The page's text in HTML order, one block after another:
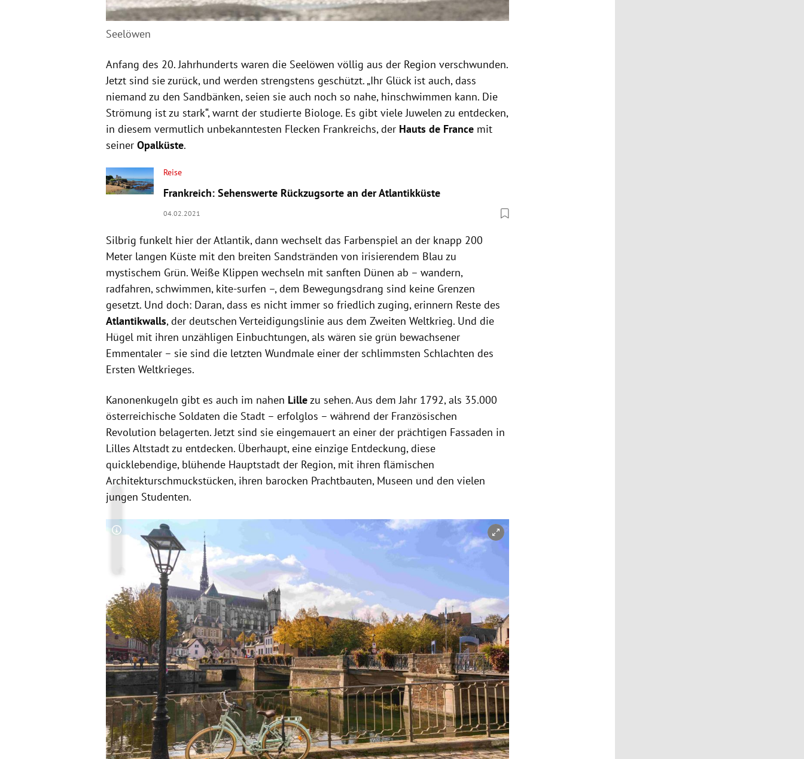
Seelöwen
Anfang des 20. Jahrhunderts waren die Seelöwen völlig aus der Region verschwunden.
Jetzt sind sie zurück, und werden strengstens geschützt. „Ihr Glück ist auch, dass
niemand zu den Sandbänken, seien sie auch noch so nahe, hinschwimmen kann. Die
Strömung ist zu stark“, warnt der studierte Biologe. Es gibt viele Juwelen zu entdecken,
in diesem vermutlich unbekanntesten Flecken Frankreichs, der Hauts de Francemit
seiner Opalküste.
Reise
Frankreich: Sehenswerte Rückzugsorte an der Atlantikküste
04.02.2021
Silbrig funkelt hier der Atlantik, dann wechselt das Farbenspiel an der knapp 200
Meter langen Küste mit den breiten Sandstränden von irisierendem Blau zu
mystischem Grün. Weiße Klippen wechseln mit sanften Dünen ab – wandern,
radfahren, schwimmen, kite-surfen –, dem Bewegungsdrang sind keine Grenzen
gesetzt. Und doch: Daran, dass es nicht immer so friedlich zuging, erinnern Reste des
Atlantikwalls, der deutschen Verteidigungslinie aus dem Zweiten Weltkrieg. Und die
Hügel mit ihren unzähligen Einbuchtungen, als wären sie grün bewachsener
Emmentaler – sie sind die letzten Wundmale einer der schlimmsten Schlachten des
Ersten Weltkrieges.
Kanonenkugeln gibt es auch im nahen Lillezu sehen. Aus dem Jahr 1792, als 35.000
österreichische Soldaten die Stadt – erfolglos – während der Französischen
Revolution belagerten. Jetzt sind sie eingemauert an einer der prächtigen Fassaden in
Lilles Altstadt zu entdecken. Überhaupt, eine einzige Entdeckung, diese
quicklebendige, blühende Hauptstadt der Region, mit ihren flämischen
Architekturschmuckstücken, ihren barocken Prachtbauten, Museen und den vielen
jungen Studenten.
Copyright-Hinweis öffnen/schließen